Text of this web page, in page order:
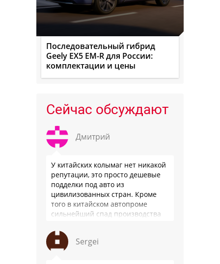
Последовательный гибрид
Geely EX5 EM-R для России:
комплектации и цены
Сейчас обсуждают
Дмитрий
У китайских колымаг нет никакой
репутации, это просто дешевые
подделки под авто из
цивилизованных стран. Кроме
того в китайском автопроме
сильнейший спад производства
почти все китайские
производители работают …
Sergei